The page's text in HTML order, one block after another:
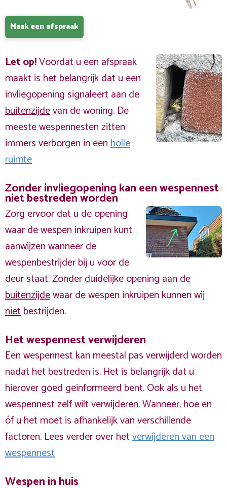
Maak een afspraak
Let op!Voordat u een afspraak
maakt is het belangrijk dat u een
invliegopening signaleert aan de
buitenzijdevan de woning. De
meeste wespennesten zitten
immers verborgen in eenholle
ruimte
Zonder invliegopening kan een wespennest
niet bestreden worden
Zorg ervoor dat u de opening
waar de wespen inkruipen kunt
aanwijzen wanneer de
wespenbestrijder bij u voor de
deur staat. Zonder duidelijke opening aan de
buitenzijdewaar de wespen inkruipen kunnen wij
nietbestrijden.
Het wespennest verwijderen
Een wespennest kan meestal pas verwijderd worden
nadat het bestreden is. Het is belangrijk dat u
hierover goed geinformeerd bent. Ook als u het
wespennest zelf wilt verwijderen. Wanneer, hoe en
óf u het moet is afhankelijk van verschillende
factoren. Lees verder over hetverwijderen van een
wespennest
Wespen in huis